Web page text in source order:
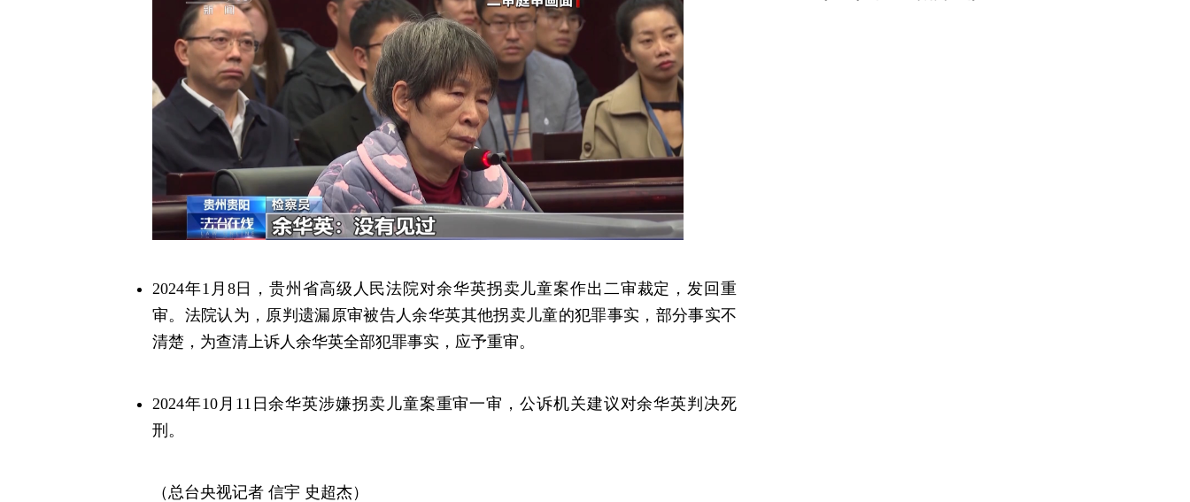
2024年1月8日，贵州省高级人民法院对余华英拐卖儿童案作出二审裁定，发回重
审。法院认为，原判遗漏原审被告人余华英其他拐卖儿童的犯罪事实，部分事实不
清楚，为查清上诉人余华英全部犯罪事实，应予重审。
2024年10月11日余华英涉嫌拐卖儿童案重审一审，公诉机关建议对余华英判决死
刑。
（总台央视记者 信宇 史超杰）